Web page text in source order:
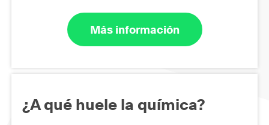
Más información
¿A qué huele la química?